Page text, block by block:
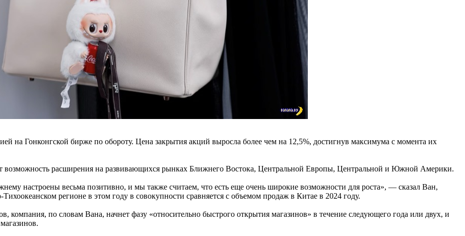
на Гонконгской бирже по обороту. Цена закрытия акций выросла более чем на 12,5%, достигнув максимума с момента их
возможность расширения на развивающихся рынках Ближнего Востока, Центральной Европы, Центральной и Южной Америки.
настроены весьма позитивно, и мы также считаем, что есть еще очень широкие возможности для роста», — сказал Ван,
регионе в этом году в совокупности сравняется с объемом продаж в Китае в 2024 году.
компания, по словам Вана, начнет фазу «относительно быстрого открытия магазинов» в течение следующего года или двух, и